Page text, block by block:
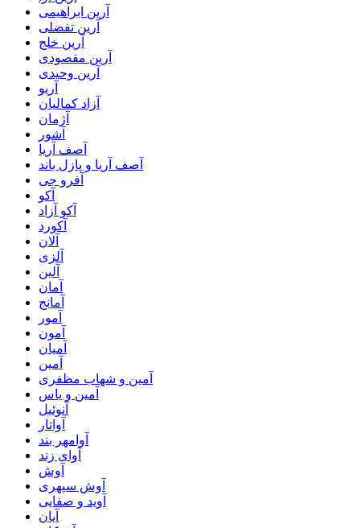
آرین ابراهیمی
آرین تفضلی
آرین خلج
آرین مقصودی
آرین وحیدی
آریو
آزاد کمالیان
آژمان
آشور
آصف آریا
آصف آریا و پازل باند
آفرو جی
آکو
آکو آزاد
آکورد
آلان
آلزی
آلین
آمان
آمانج
آمور
آمون
آمیان
آمین
آمین و شهاب مظفری
آمین و یاس
آنوئیل
آواتار
آوامهر بند
آوای زند
آوش
آوش سپهری
آوید و صفایی
آیان